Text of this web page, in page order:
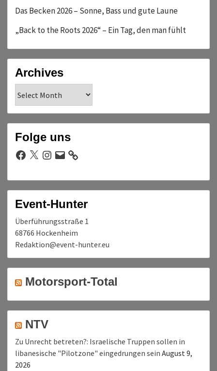
Das Becken 2026 – Sonne, Bass und gute Laune
„Back to the Roots 2026“ – Ein Tag, den man fühlt
Archives
Folge uns
Facebook
X Instagram
E-
Mail
Event-Hunter
Überführungsstraße 1
68766 Hockenheim
Redaktion@event-hunter.eu
Motorsport-Total
NTV
Zu Unrecht betreten?: Israelische Truppen sollen in
libanesische "Pilotzone" eingedrungen sein August 9,
2026